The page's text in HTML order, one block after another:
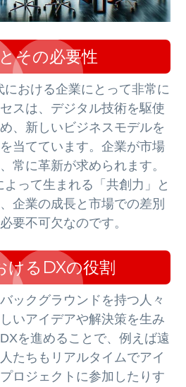
その必要性
おける企業にとって非常に
スは、デジタル技術を駆使
、新しいビジネスモデルを
当てています。企業が市場
常に革新が求められます。
って生まれる「共創力」と
企業の成長と市場での差別
要不可欠なのです。
けるDXの役割
ックグラウンドを持つ人々
いアイデアや解決策を生み
を進めることで、例えば遠
たちもリアルタイムでアイ
ロジェクトに参加したりす